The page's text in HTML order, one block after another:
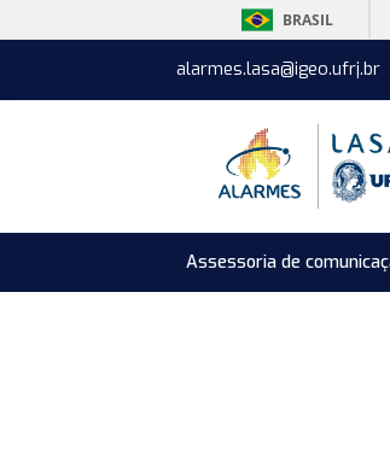
BRASIL
alarmes.lasa@igeo.ufrj.br
Assessoria de